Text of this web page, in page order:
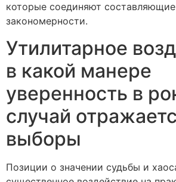
которые соединяют
закономерности.
Утилитарное
в какой манере
уверенность в
случай
выборы
Позиции о значении судьбы и